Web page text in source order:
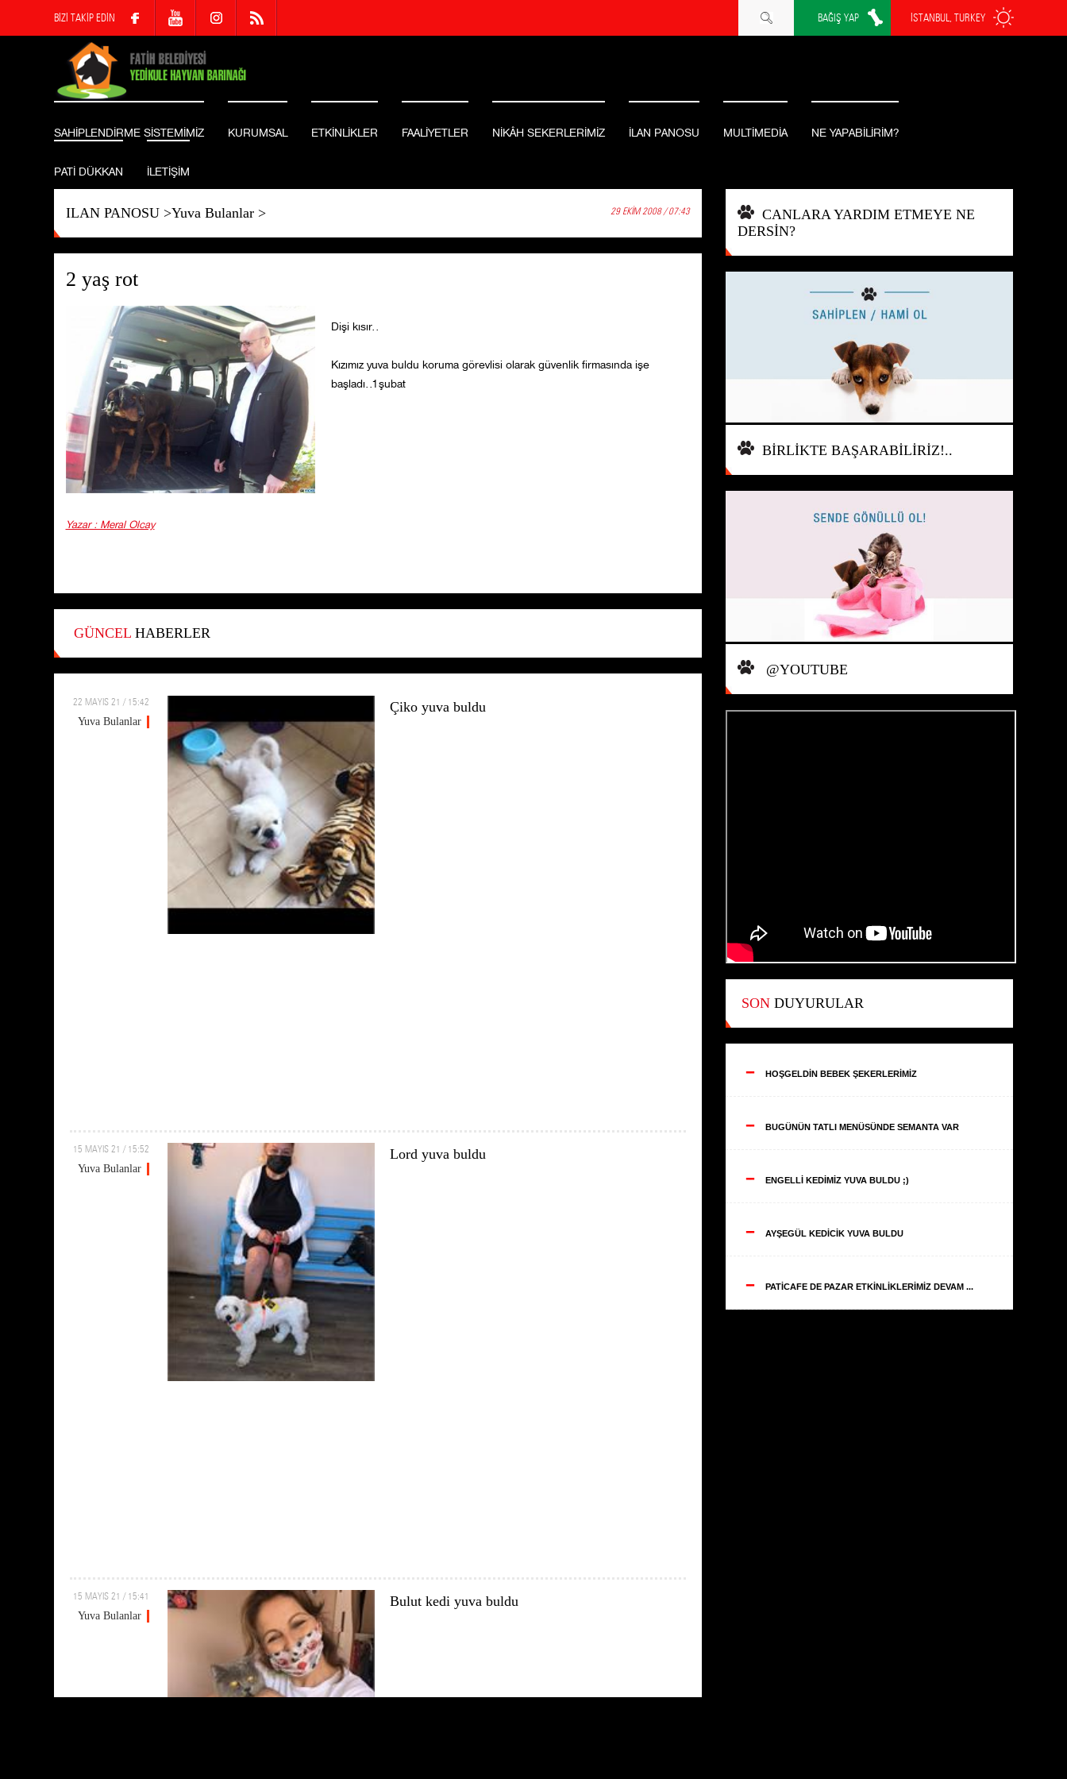
BİZİ TAKİP EDİN İSTANBUL, TURKEY
BAĞIŞ YAP
SAHİPLENDİRME SİSTEMİMİZ KURUMSAL ETKİNLİKLER FAALİYETLER NİKÂH SEKERLERİMİZ İLAN PANOSU MULTİMEDİA NE YAPABİLİRİM?
PATİ DÜKKAN İLETİŞİM
ILAN PANOSU>Yuva Bulanlar> 29 EKİM 2008 / 07:43
2 yaş rot
Dişi kısır..
Kızımız yuva buldu koruma görevlisi olarak güvenlik firmasında işe
başladı..1şubat
Yazar : Meral Olcay
GÜNCELHABERLER
22 MAYIS 21 / 15:42
Yuva Bulanlar
Çiko yuva buldu
15 MAYIS 21 / 15:52
Yuva Bulanlar
Lord yuva buldu
15 MAYIS 21 / 15:41
Yuva Bulanlar
Bulut kedi yuva buldu
CANLARA YARDIM ETMEYE NE
DERSİN?
BİRLİKTE BAŞARABİLİRİZ!..
@YOUTUBE
SONDUYURULAR
-- HOŞGELDİN BEBEK ŞEKERLERİMİZ
-- BUGÜNÜN TATLI MENÜSÜNDE SEMANTA VAR
-- ENGELLİ KEDİMİZ YUVA BULDU ;)
-- AYŞEGÜL KEDİCİK YUVA BULDU
-- PATİCAFE DE PAZAR ETKİNLİKLERİMİZ DEVAM ...